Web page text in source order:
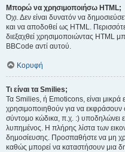
Μπορώ να χρησιμοποιήσω HTML;
Όχι. Δεν είναι δυνατόν να
και να αποδοθεί ως HTML.
διεξαχθεί χρησιμοποιώντας HTML
BBCode αντί αυτού.
Κορυφή
Τι είναι τα Smilies;
Τα Smilies, ή Emoticons, είναι μικρά
χρησιμοποιηθούν για να
σύντομο κώδικα, π.χ. :) υποδηλώνει
λυπημένος. Η πλήρης λίστα των
δημοσίευσης. Προσπαθήστε να μη
καθώς μπορεί να καταστήσουν μια